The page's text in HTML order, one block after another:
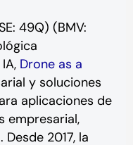
49Q) (BMV:
Drone as a
y soluciones
aplicaciones de
empresarial,
2017, la